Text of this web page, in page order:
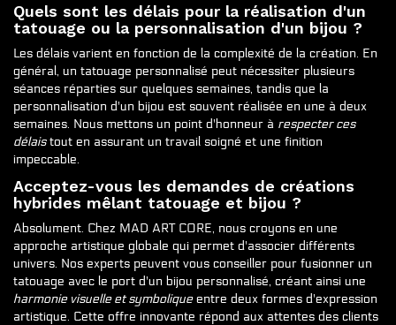
Quels sont les délais pour la réalisation d'un
tatouage ou la personnalisation d'un bijou ?
Les délais varient en fonction de la complexité de la création. En
général, un tatouage personnalisé peut nécessiter plusieurs
séances réparties sur quelques semaines, tandis que la
personnalisation d'un bijou est souvent réalisée en une à deux
semaines. Nous mettons un point d'honneur à respecter ces
délaistout en assurant un travail soigné et une finition
impeccable.
Acceptez-vous les demandes de créations
hybrides mêlant tatouage et bijou ?
Absolument. Chez MAD ART CORE, nous croyons en une
approche artistique globale qui permet d'associer différents
univers. Nos experts peuvent vous conseiller pour fusionner un
tatouage avec le port d'un bijou personnalisé, créant ainsi une
harmonie visuelle et symboliqueentre deux formes d'expression
artistique. Cette offre innovante répond aux attentes des clients